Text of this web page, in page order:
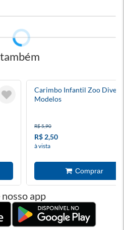
Carimbo Infantil Zoo
Modelos
R$ 5,90
R$ 2,50
à vista
nosso app